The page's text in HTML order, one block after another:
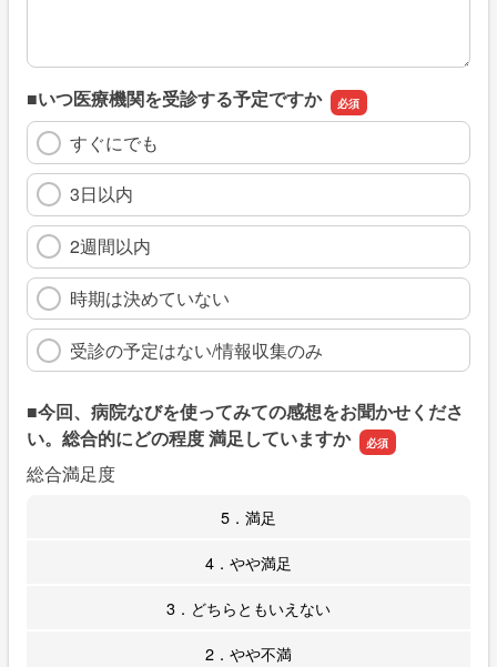
■いつ医療機関を受診する予定ですか
すぐにでも
3日以内
2週間以内
時期は決めていない
受診の予定はない/情報収集のみ
■今回、病院なびを使ってみての感想をお聞かせくださ
い。総合的にどの程度 満足していますか
総合満足度
5．満足
4．やや満足
3．どちらともいえない
2．やや不満